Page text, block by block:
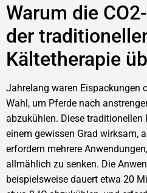
Warum die
der
Kältetherapie
Jahrelang waren Eispackungen
Wahl, um Pferde nach
abzukühlen. Diese
einem gewissen Grad wirksam,
erfordern mehrere
allmählich zu senken. Die
beispielsweise dauert etwa 20